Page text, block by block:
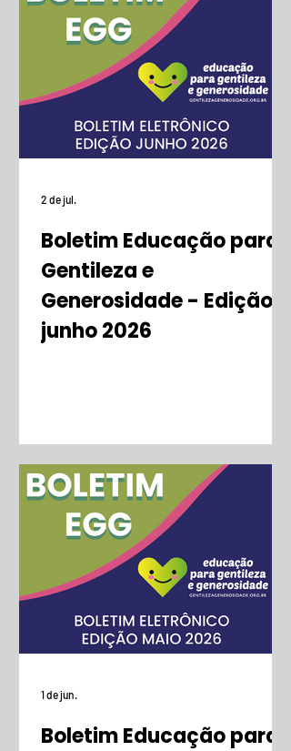
Boletim Educação para
Gentileza e
Generosidade - Edição
junho 2026
2 de jul.
Boletim Educação para
1 de jun.